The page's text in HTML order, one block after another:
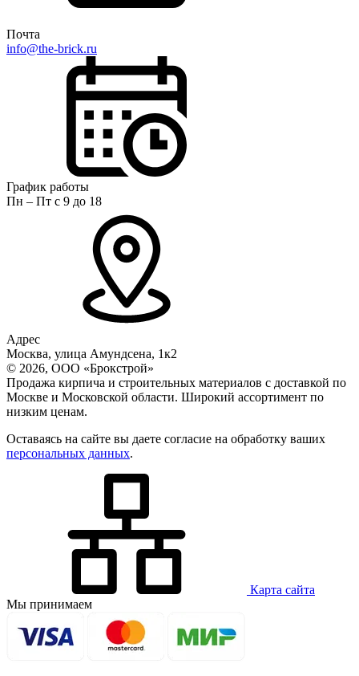
Почта
info@the-brick.ru
График работы
Пн – Пт с 9 до 18
Адрес
Москва, улица Амундсена, 1к2
© 2026, ООО «Брокстрой»
Продажа кирпича и строительных материалов с доставкой по
Москве и Московской области. Широкий ассортимент по
низким ценам.
Оставаясь на сайте вы даете согласие на обработку ваших
персональных данных.
Карта сайта
Мы принимаем